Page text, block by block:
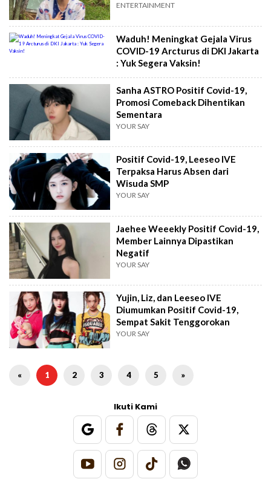
ENTERTAINMENT
Waduh! Meningkat Gejala Virus
COVID-19 Arcturus di DKI Jakarta
: Yuk Segera Vaksin!
Sanha ASTRO Positif Covid-19,
Promosi Comeback Dihentikan
Sementara
YOUR SAY
Positif Covid-19, Leeseo IVE
Terpaksa Harus Absen dari
Wisuda SMP
YOUR SAY
Jaehee Weeekly Positif Covid-19,
Member Lainnya Dipastikan
Negatif
YOUR SAY
Yujin, Liz, dan Leeseo IVE
Diumumkan Positif Covid-19,
Sempat Sakit Tenggorokan
YOUR SAY
« 1 2 3 4 5 »
Ikuti Kami